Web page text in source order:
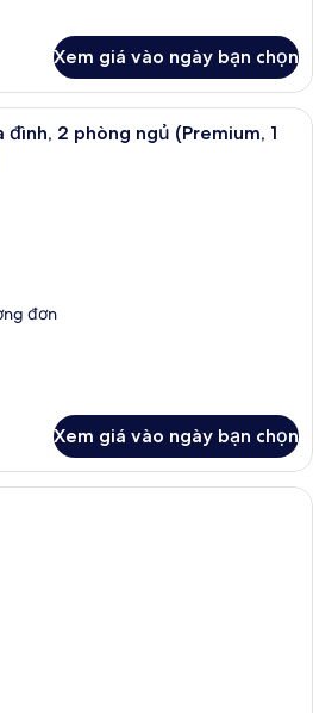
Xem giá vào ngày bạn chọn
đình, 2 phòng ngủ (Premium, 1
đơn
Xem giá vào ngày bạn chọn
Phòng, 2 giường đơn | Bộ đồ